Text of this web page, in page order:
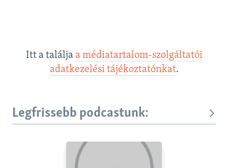
Itt a találja a médiatartalom-szolgáltatói
adatkezelési tájékoztatónkat.
Legfrissebb podcastunk: